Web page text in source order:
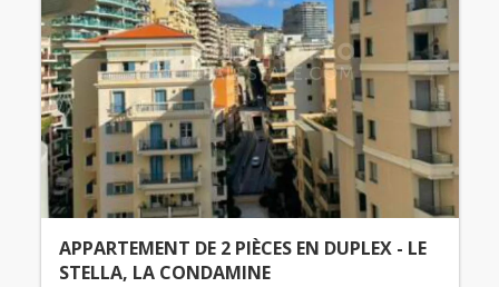
APPARTEMENT DE 2 PIÈCES EN DUPLEX - LE
STELLA, LA CONDAMINE